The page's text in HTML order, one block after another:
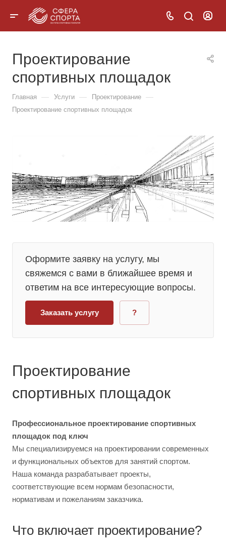
Проектирование
спортивных площадок
Главная — Услуги — Проектирование —
Проектирование спортивных площадок
Оформите заявку на услугу, мы
свяжемся с вами в ближайшее время и
ответим на все интересующие вопросы.
Заказать услугу ?
Проектирование
спортивных площадок
Профессиональное проектирование спортивных
площадок под ключ
Мы специализируемся на проектировании современных
и функциональных объектов для занятий спортом.
Наша команда разрабатывает проекты,
соответствующие всем нормам безопасности,
нормативам и пожеланиям заказчика.
Что включает проектирование?